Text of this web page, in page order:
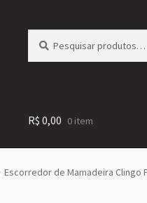
por:
R$ 0,00 0 item
Escorredor de Mamadeira Clingo